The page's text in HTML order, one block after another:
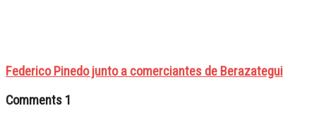
Federico Pinedo junto a comerciantes de Berazategui
Comments 1